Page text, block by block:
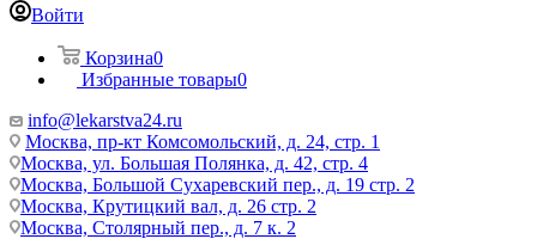
Войти
Корзина0
Избранные товары0
info@lekarstva24.ru
Москва, пр-кт Комсомольский, д. 24, стр. 1
Москва, ул. Большая Полянка, д. 42, стр. 4
Москва, Большой Сухаревский пер., д. 19 стр. 2
Москва, Крутицкий вал, д. 26 стр. 2
Москва, Столярный пер., д. 7 к. 2